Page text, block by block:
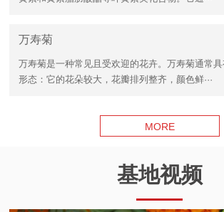
万寿菊
万寿菊是一种常见且受欢迎的花卉。万寿菊通常
形态：它的花朵较大，花瓣排列整齐，颜色鲜···
MORE
基地视频